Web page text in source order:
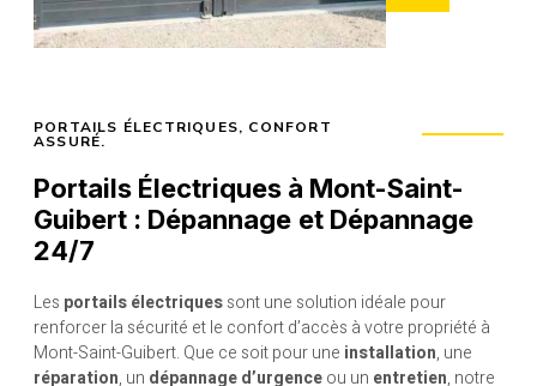
PORTAILS ÉLECTRIQUES, CONFORT
ASSURÉ.
Portails Électriques à Mont-Saint-
Guibert : Dépannage et Dépannage
24/7
Les portails électriquessont une solution idéale pour
renforcer la sécurité et le confort d’accès à votre propriété à
Mont-Saint-Guibert. Que ce soit pour une installation, une
réparation, un dépannage d’urgenceou un entretien, notre